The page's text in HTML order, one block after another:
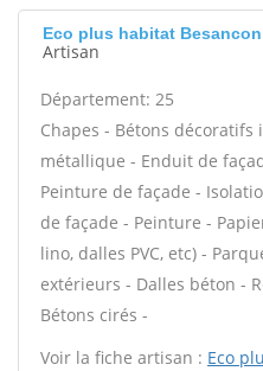
Eco plus habitat Besancon
Artisan
Département: 25
Chapes - Bétons
métallique - Enduit de
Peinture de façade -
de façade - Peinture -
lino, dalles PVC, etc) -
extérieurs - Dalles béton -
Bétons cirés -
Voir la fiche artisan : Eco